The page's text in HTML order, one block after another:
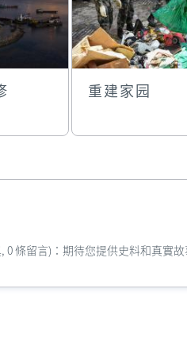
重建家园
, 0 條留言)：期待您提供史料和真實